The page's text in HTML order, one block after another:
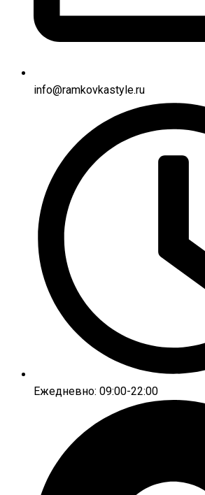
info@ramkovkastyle.ru
Ежедневно: 09:00-22:00